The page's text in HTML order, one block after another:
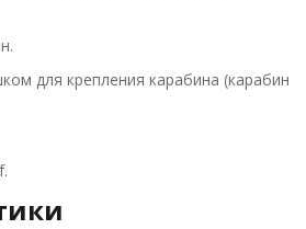
для крепления карабина (карабин